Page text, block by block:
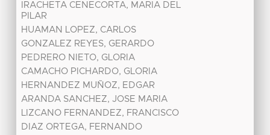
IRACHETA CENECORTA, MARIA DEL
PILAR
HUAMAN LOPEZ, CARLOS
GONZALEZ REYES, GERARDO
PEDRERO NIETO, GLORIA
CAMACHO PICHARDO, GLORIA
HERNANDEZ MUÑOZ, EDGAR
ARANDA SANCHEZ, JOSE MARIA
LIZCANO FERNANDEZ, FRANCISCO
DIAZ ORTEGA, FERNANDO